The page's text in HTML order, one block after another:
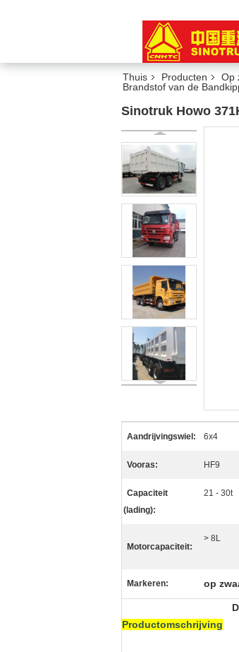
Thuis Producten Op
Brandstof van de
Sinotruk Howo
Aandrijvingswiel: 6x4
Vooras: HF9
Capaciteit
(lading):
21 - 30t
Motorcapaciteit:
> 8L
Markeren: op
Productomschrijving